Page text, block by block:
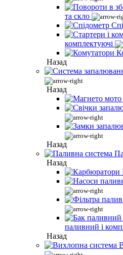
та скло
комплектуючі
Назад
Назад
Назад
Назад
паливний і
Назад